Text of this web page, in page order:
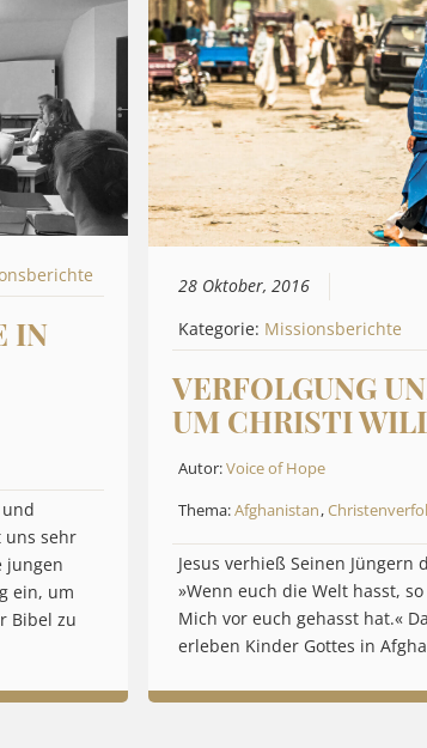
IN
uns sehr
jungen
ein, um
Bibel zu
28 Oktober, 2016
Kategorie: Missionsberichte
VERFOLGUNG
UM CHRISTI
Autor:Voice of Hope
Thema:Afghanistan,
Jesus verhieß Seinen Jüngern
»Wenn euch die Welt hasst,
Mich vor euch gehasst hat.«
erleben Kinder Gottes in